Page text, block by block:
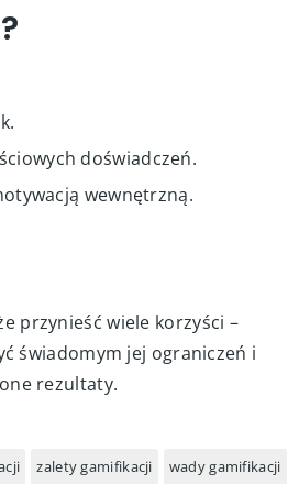
– Efekt nowości szybko mija, a
doświadczeń.
świadomym jej ograniczeń i